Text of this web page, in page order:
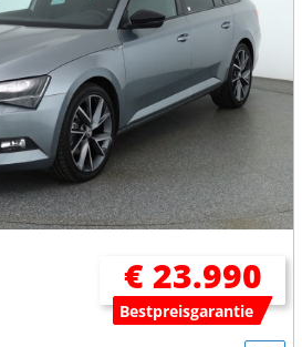
€ 23.990
Bestpreisgarantie